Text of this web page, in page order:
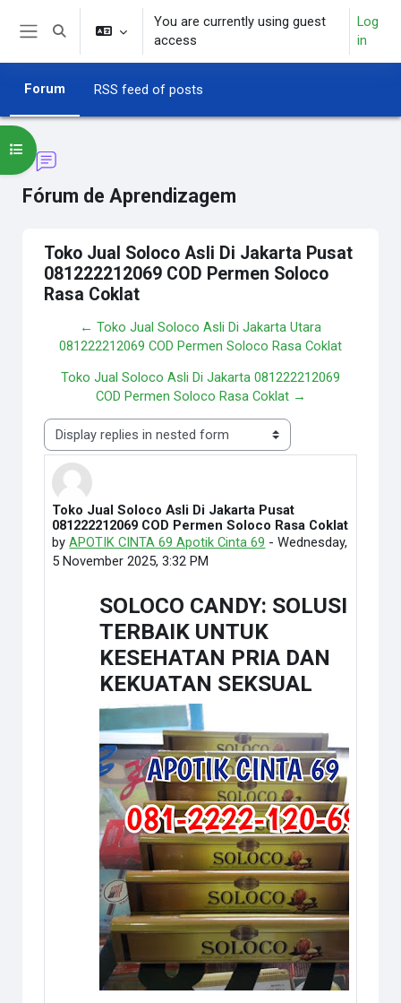
Skip to main content
Toggle search input
You are currently using guest
access
Log
in
Forum RSS feed of posts
Fórum de Aprendizagem
Open course index
Toko Jual Soloco Asli Di Jakarta Pusat
081222212069 COD Permen Soloco
Rasa Coklat
← Toko Jual Soloco Asli Di Jakarta Utara
081222212069 COD Permen Soloco Rasa Coklat
Toko Jual Soloco Asli Di Jakarta 081222212069
COD Permen Soloco Rasa Coklat →
Display mode
Toko Jual Soloco Asli Di Jakarta Pusat
081222212069 COD Permen Soloco Rasa Coklat
byAPOTIK CINTA 69 Apotik Cinta 69 -Wednesday,
5 November 2025, 3:32 PM
Number of replies: 0
SOLOCO CANDY: SOLUSI
TERBAIK UNTUK
KESEHATAN PRIA DAN
KEKUATAN SEKSUAL